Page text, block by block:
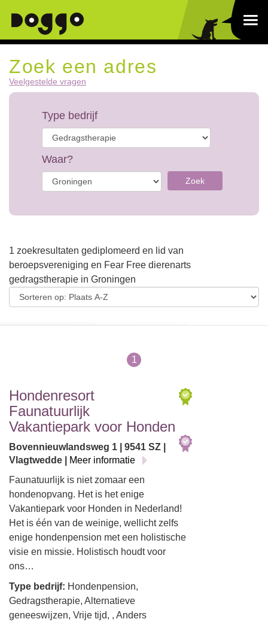
Zoek een adres
Veelgestelde vragen
Type bedrijf
Waar?
Zoek
1 zoekresultaten gediplomeerd en lid van
beroepsvereniging en Fear Free dierenarts
gedragstherapie in Groningen
1
Hondenresort
Faunatuurlijk
Vakantiepark voor Honden
Bovennieuwlandsweg 1 | 9541 SZ |
Vlagtwedde |
Meer informatie
Faunatuurlijk is niet zomaar een
hondenopvang. Het is het enige
Vakantiepark voor Honden in Nederland!
Het is één van de weinige, wellicht zelfs
enige hondenpension met een holistische
visie en missie. Holistisch houdt voor
ons…
Type bedrijf: Hondenpension,
Gedragstherapie, Alternatieve
geneeswijzen, Vrije tijd, , Anders